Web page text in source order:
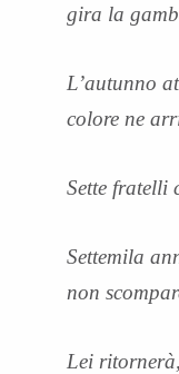
gira la
L’autunno
colore ne
Sette fratelli
Settemila
non
Lei